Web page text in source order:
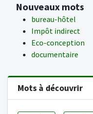
Nouveaux mots
bureau-hôtel
Impôt indirect
Eco-conception
documentaire
Mots à découvrir